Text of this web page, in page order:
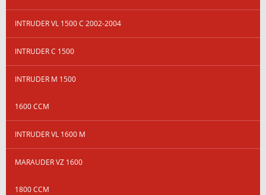
INTRUDER VL 1500 C 2002-2004
INTRUDER C 1500
INTRUDER M 1500
1600 CCM
INTRUDER VL 1600 M
MARAUDER VZ 1600
1800 CCM